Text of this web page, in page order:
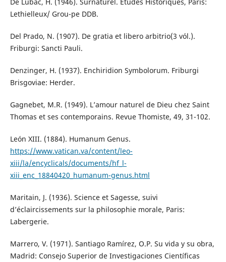
Lethielleux/ Grou-pe DDB.
Del Prado, N. (1907). De gratia et libero arbitrio(3 vól.).
Friburgi: Sancti Pauli.
Denzinger, H. (1937). Enchiridion Symbolorum. Friburgi
Brisgoviae: Herder.
Gagnebet, M.R. (1949). L’amour naturel de Dieu chez Saint
Thomas et ses contemporains. Revue Thomiste, 49, 31-102.
León XIII. (1884). Humanum Genus.
https://www.vatican.va/content/leo-
xiii/la/encyclicals/documents/hf_l-
xiii_enc_18840420_humanum-genus.html
Maritain, J. (1936). Science et Sagesse, suivi
d’éclaircissements sur la philosophie morale, Paris:
Labergerie.
Marrero, V. (1971). Santiago Ramírez, O.P. Su vida y su obra,
Madrid: Consejo Superior de Investigaciones Científicas